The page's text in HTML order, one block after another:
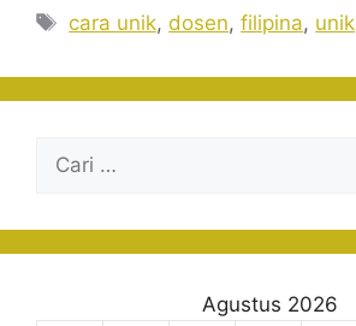
Tag
cara unik,dosen,filipina, unik
untuk:
Agustus 2026